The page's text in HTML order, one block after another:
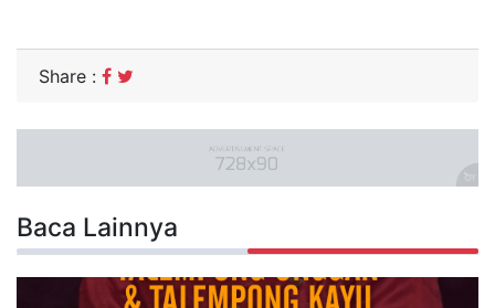
Share :
Baca Lainnya